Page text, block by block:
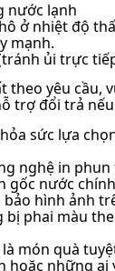
nước lạnh
ở nhiệt độ
mạnh.
ủi trực
theo yêu cầu,
trợ đổi trả
sức lựa
nghệ in
gốc nước
bảo hình ảnh
bị phai màu
là món quà
những ai